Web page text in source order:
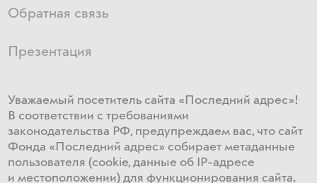
Обратная связь
Презентация
Уважаемый посетитель сайта «Последний адрес»!
В соответствии с требованиями
законодательства РФ, предупреждаем вас, что сайт
Фонда «Последний адрес» собирает метаданные
пользователя (cookie, данные об IP-адресе
и местоположении) для функционирования сайта​.